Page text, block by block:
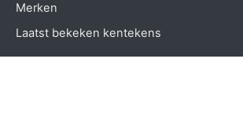
Merken
Laatst bekeken kentekens